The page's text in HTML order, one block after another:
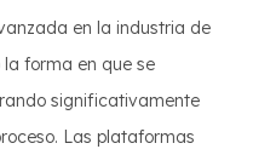
en la industria de
forma en que se
significativamente
Las plataformas